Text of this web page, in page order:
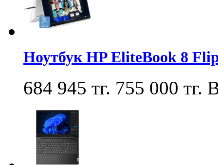
Ноутбук HP EliteBook 8
684 945 тг. 755 000 тг.